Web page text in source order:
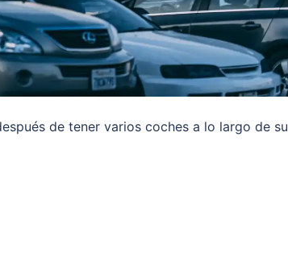
de tener varios coches a lo largo de su